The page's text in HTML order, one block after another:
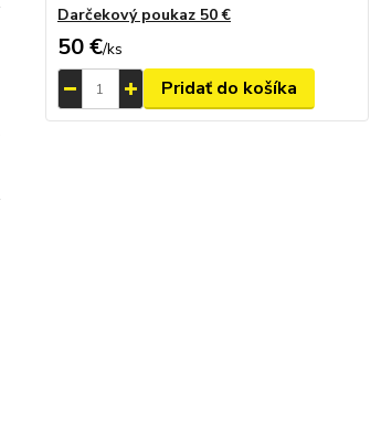
Darčekový poukaz 50 €
50 €/ks
Pridať do košíka